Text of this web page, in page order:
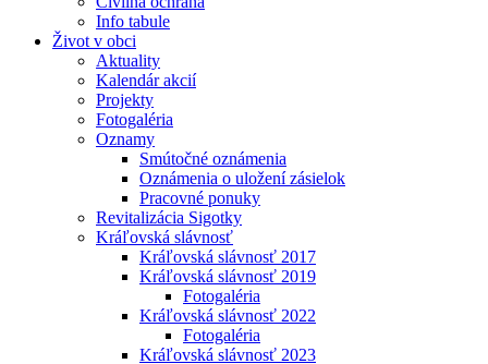
Info tabule
Život v obci
Aktuality
Kalendár akcií
Projekty
Fotogaléria
Oznamy
Smútočné oznámenia
Oznámenia o uložení zásielok
Pracovné ponuky
Revitalizácia Sigotky
Kráľovská slávnosť
Kráľovská slávnosť 2017
Kráľovská slávnosť 2019
Fotogaléria
Kráľovská slávnosť 2022
Fotogaléria
Kráľovská slávnosť 2023